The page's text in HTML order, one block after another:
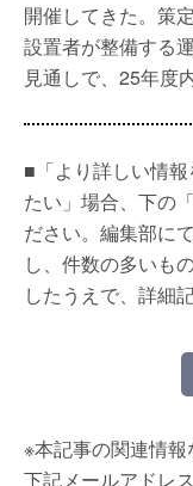
開催してきた。策
設置者が整備する
見通しで、25年度
■「より詳しい情
たい」場合、下の
ださい。編集部に
し、件数の多いも
したうえで、詳細
※本記事の関連情
下記メールアドレ